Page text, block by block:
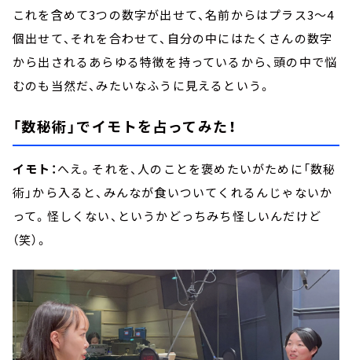
これを含めて3つの数字が出せて、名前からはプラス3～4
個出せて、それを合わせて、自分の中にはたくさんの数字
から出されるあらゆる特徴を持っているから、頭の中で悩
むのも当然だ、みたいなふうに見えるという。
「数秘術」でイモトを占ってみた！
イモト：へえ。それを、人のことを褒めたいがために「数秘
術」から入ると、みんなが食いついてくれるんじゃないか
って。怪しくない、というかどっちみち怪しいんだけど
（笑）。